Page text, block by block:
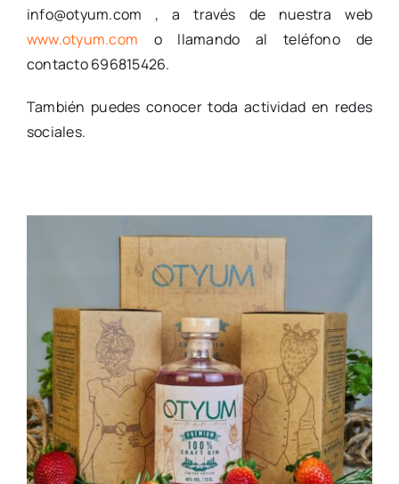
info@otyum.com , a través de nuestra web
www.otyum.com o llamando al teléfono de
contacto 696815426.
También puedes conocer toda actividad en redes
sociales.